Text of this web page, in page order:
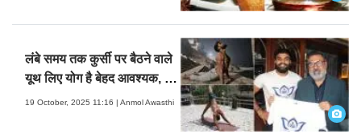
लंबे समय तक कुर्सी पर बैठने वाले
यूथ लिए योग है बेहद आवश्यक, देखें
तस्वीरें
19 October, 2025 11:16 | Anmol Awasthi